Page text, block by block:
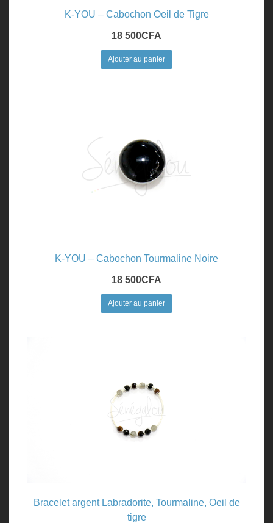
K-YOU – Cabochon Oeil de Tigre
18 500CFA
Ajouter au panier
K-YOU – Cabochon Tourmaline Noire
18 500CFA
Ajouter au panier
Bracelet argent Labradorite, Tourmaline, Oeil de
tigre